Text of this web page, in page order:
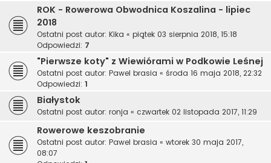
ROK - Rowerowa Obwodnica Koszalina - lipiec
2018
Ostatni post autor: Kika « piątek 03 sierpnia 2018, 15:18
Odpowiedzi: 7
"Pierwsze koty" z Wiewiórami w Podkowie Leśnej
Ostatni post autor: Pawel brasia « środa 16 maja 2018, 22:32
Odpowiedzi: 1
Białystok
Ostatni post autor: ronja « czwartek 02 listopada 2017, 11:29
Rowerowe keszobranie
Ostatni post autor: Pawel brasia « wtorek 30 maja 2017,
08:07